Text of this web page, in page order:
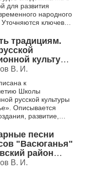
для развития
народного
Уточняются ключевые
традициям.
культуры
20 лет.
В. И.
к
Школы
русской культуры
Описывается
развитие,
процесс обучения,
песни
"Васюганья"
район
В. И.